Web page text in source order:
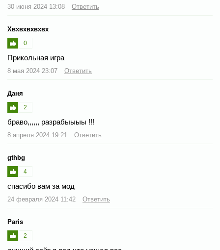
30 июня 2024 13:08 Ответить
Хвхвхвхвхвх
0
Прикольная игра
8 мая 2024 23:07 Ответить
Даня
2
браво,,,,,, разрабыыыы !!!
8 апреля 2024 19:21 Ответить
gthbg
4
спасибо вам за мод
24 февраля 2024 11:42 Ответить
Paris
2